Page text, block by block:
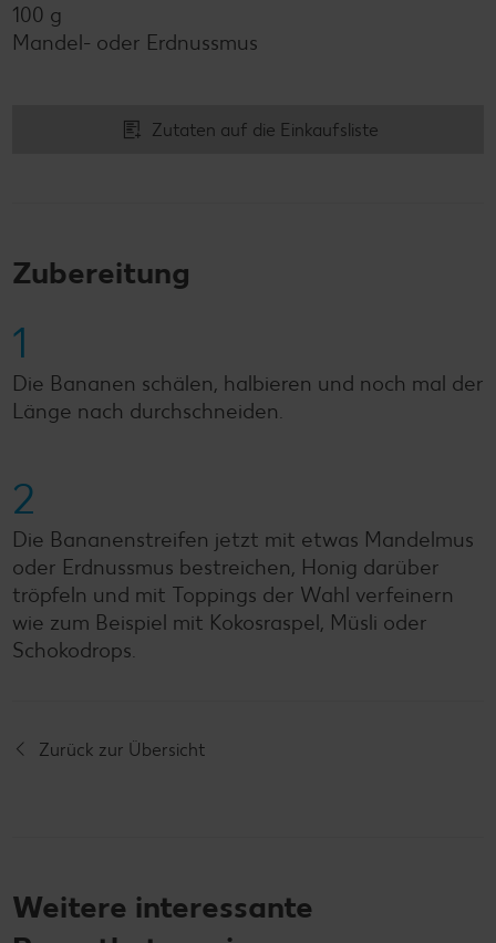
100 g
Mandel- oder Erdnussmus
Zutaten auf die Einkaufsliste
Zubereitung
1
Die Bananen schälen, halbieren und noch mal der
Länge nach durchschneiden.
2
Die Bananenstreifen jetzt mit etwas Mandelmus
oder Erdnussmus bestreichen, Honig darüber
tröpfeln und mit Toppings der Wahl verfeinern
wie zum Beispiel mit Kokosraspel, Müsli oder
Schokodrops.
Zurück zur Übersicht
Weitere interessante